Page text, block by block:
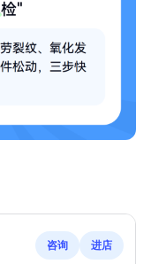
咨询 进店